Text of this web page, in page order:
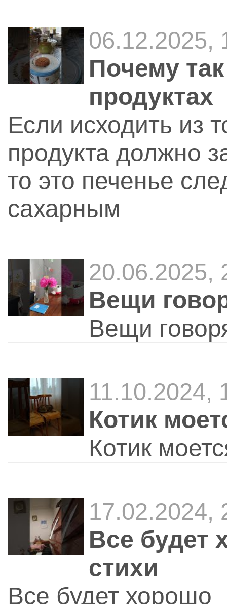
06.12.2025,
Почему
продуктах
Если исходить из
продукта должно
то это печенье
сахарным
20.06.2025,
Вещи
Вещи
11.10.2024,
Котик
Котик
17.02.2024,
Все будет
стихи
Все будет хорошо